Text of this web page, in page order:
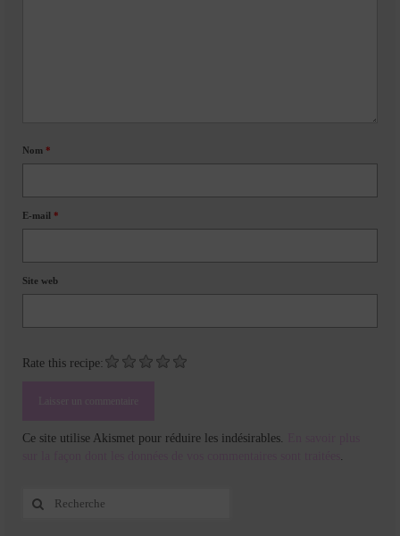
Nom *
E-mail *
Site web
Rate this recipe:
Ce site utilise Akismet pour réduire les indésirables.
.
Rechercher